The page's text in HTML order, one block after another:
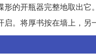
的开瓶器完整地取出
。将厚书按在墙上，另